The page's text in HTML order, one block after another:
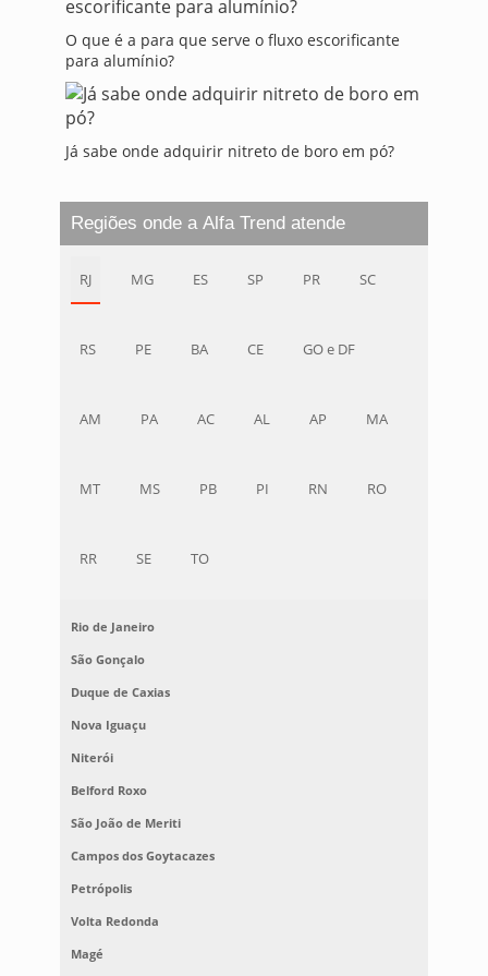
O que é a para que serve o fluxo escorificante
para alumínio?
Já sabe onde adquirir nitreto de boro em pó?
Regiões onde a Alfa Trend atende
RJ MG ES SP PR SC
RS PE BA CE GO e DF
AM PA AC AL AP MA
MT MS PB PI RN RO
RR SE TO
Rio de Janeiro
São Gonçalo
Duque de Caxias
Nova Iguaçu
Niterói
Belford Roxo
São João de Meriti
Campos dos Goytacazes
Petrópolis
Volta Redonda
Magé